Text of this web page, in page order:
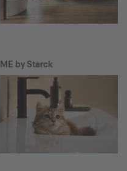
ME by Starck